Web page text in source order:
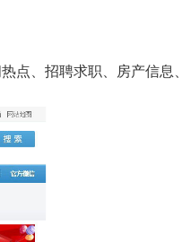
点、招聘求职、房产信息、